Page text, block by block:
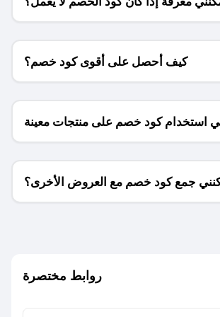
كيف أحصل على أقوى كود خصم؟
استخدام كود خصم على منتجات معينة
فقط؟
جمع كود خصم مع العروض الأخرى؟
روابط مختصرة